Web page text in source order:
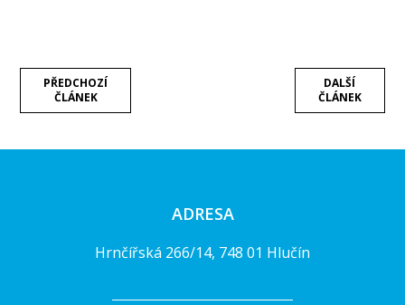
DALŠÍ
ČLÁNEK
PŘEDCHOZÍ
ČLÁNEK
ADRESA
Hrnčířská 266/14, 748 01 Hlučín